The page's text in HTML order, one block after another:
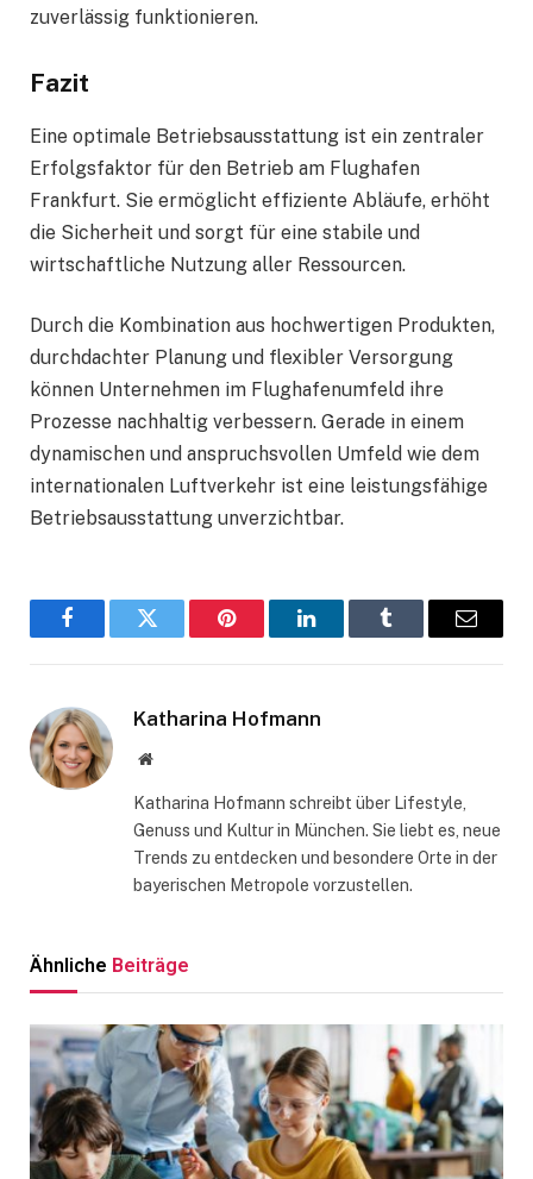
zuverlässig funktionieren.
Fazit
Eine optimale Betriebsausstattung ist ein zentraler
Erfolgsfaktor für den Betrieb am Flughafen
Frankfurt. Sie ermöglicht effiziente Abläufe, erhöht
die Sicherheit und sorgt für eine stabile und
wirtschaftliche Nutzung aller Ressourcen.
Durch die Kombination aus hochwertigen Produkten,
durchdachter Planung und flexibler Versorgung
können Unternehmen im Flughafenumfeld ihre
Prozesse nachhaltig verbessern. Gerade in einem
dynamischen und anspruchsvollen Umfeld wie dem
internationalen Luftverkehr ist eine leistungsfähige
Betriebsausstattung unverzichtbar.
FacebookTwitter Pinterest LinkedInTumblr Email
Katharina Hofmann
Website
Katharina Hofmann schreibt über Lifestyle,
Genuss und Kultur in München. Sie liebt es, neue
Trends zu entdecken und besondere Orte in der
bayerischen Metropole vorzustellen.
Ähnliche Beiträge